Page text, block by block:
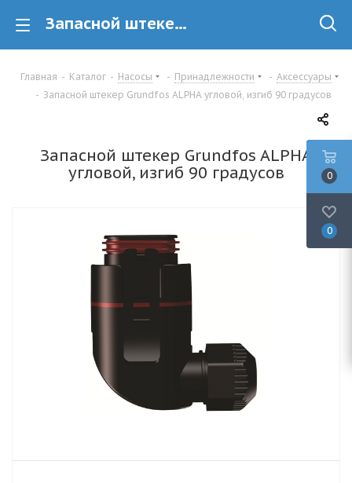
Запасной штекер Grundfos ALPHA угловой, изгиб 90 градусов купить в Минске
Главная - Каталог - Насосы - Принадлежности - Аксессуары
- Запасной штекер Grundfos ALPHA угловой, изгиб 90 градусов
Запасной штекер Grundfos ALPHA
угловой, изгиб 90 градусов
0
0